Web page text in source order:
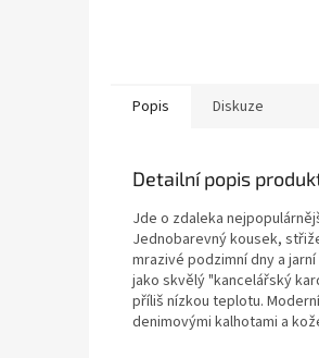
Popis Diskuze
Detailní popis
Jde o zdaleka
Jednobarevný kousek,
mrazivé podzimní dny a
jako skvělý "kancelářský
příliš nízkou teplotu.
denimovými kalhotami a